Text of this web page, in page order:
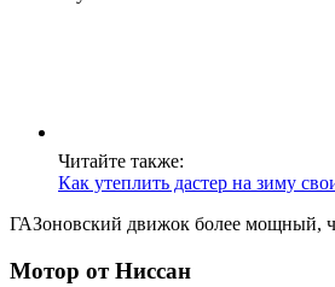
Читайте также:
Как утеплить дастер на зиму
ГАЗоновский движок более мощный,
Мотор от Ниссан